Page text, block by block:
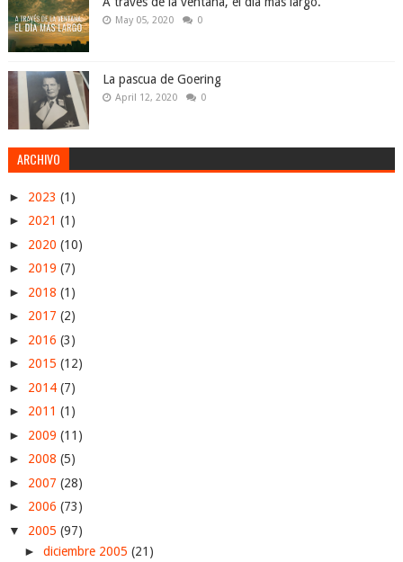
May 05, 2020 0
La pascua de Goering
April 12, 2020 0
ARCHIVO
► 2023 (1)
► 2021 (1)
► 2020 (10)
► 2019 (7)
► 2018 (1)
► 2017 (2)
► 2016 (3)
► 2015 (12)
► 2014 (7)
► 2011 (1)
► 2009 (11)
► 2008 (5)
► 2007 (28)
► 2006 (73)
▼ 2005 (97)
► diciembre 2005 (21)